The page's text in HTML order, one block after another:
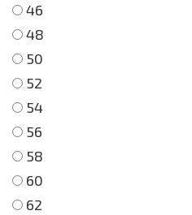
46
48
50
52
54
56
58
60
62